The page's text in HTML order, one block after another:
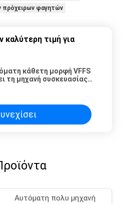
πρόχειρων φαγητών
τιμή για
κάθετη μορφή VFFS
τη μηχανή συσκευασίας
Αυτόματη πολυ μηχανή